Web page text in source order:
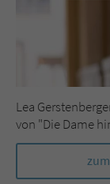
Lea
von "Die Dame